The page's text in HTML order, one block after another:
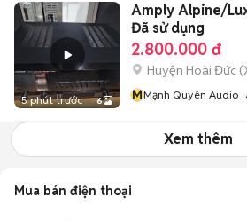
5 phút trước 6
Amply Alpine/
Đã sử dụng
2.800.000 đ
Huyện Hoài Đức (
MMạnh Quyên Audio
Xem thêm
Mua bán điện thoại